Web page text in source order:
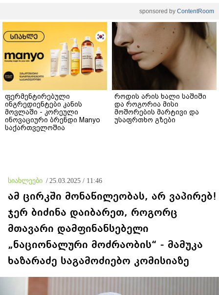
sponsored by ContentRoom
ფერმენტირებული
ინგრედიენტები კანის
მოვლაში - კორეული
ინოვაციური ბრენდი Manyo
საქართველოშია
როდის არის ხალი საშიში
და როგორია მისი
მოშორების მარტივი და
უსაფრთხო გზები
სიახლეები / 25.03.2025 / 11:46
ამ ცირკში მონაწილეობას, არ ვაპირებ!
ჯერ ბიძინა დაიბარეთ, როგორც
მთავარი დამფინანსებელი
„ნაციონალური მოძრაობის“ - მამუკა
ხაზარაძე საგამოძიებო კომისიაზე